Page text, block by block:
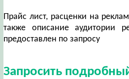
Прайс лист, расценки на
также описание аудитории
предоставлен по запросу
Запросить